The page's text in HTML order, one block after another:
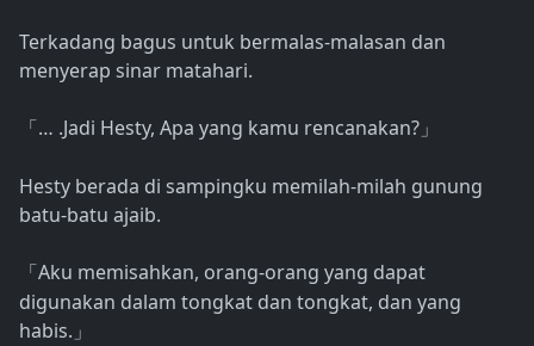
Terkadang bagus untuk bermalas-malasan dan
menyerap sinar matahari.
「 … .Jadi Hesty, Apa yang kamu rencanakan? 」
Hesty berada di sampingku memilah-milah gunung
batu-batu ajaib.
「 Aku memisahkan, orang-orang yang dapat
digunakan dalam tongkat dan tongkat, dan yang
habis. 」